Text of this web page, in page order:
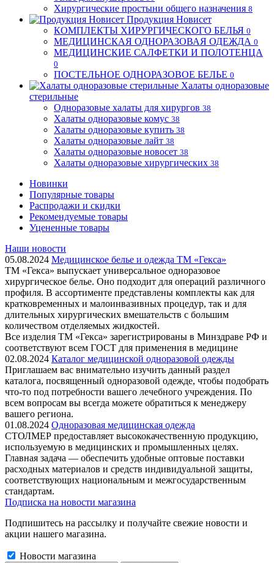
Хирургические простыни общего назначения 8
Продукция Новисет
КОМПЛЕКТЫ ХИРУРГИЧЕСКОГО БЕЛЬЯ 0
МЕДИЦИНСКАЯ ОДНОРАЗОВАЯ ОДЕЖДА 0
МЕДИЦИНСКИЕ САЛФЕТКИ И ПОЛОТЕНЦА
0
ПОСТЕЛЬНОЕ ОДНОРАЗОВОЕ БЕЛЬЕ 0
Халаты одноразовые
стерильные
Одноразовые халаты для хирургов 38
Халаты одноразовые комус 38
Халаты одноразовые купить 38
Халаты одноразовые лайт 38
Халаты одноразовые новосет 38
Халаты одноразовые хирургических 38
Новинки
Популярные товары
Распродажи и скидки
Рекомендуемые товары
Уцененные товары
Наши новости
05.08.2024 Медицинское белье и одежда ТМ «Гекса»
ТМ «Гекса» выпускает универсальное одноразовое
хирургическое белье. Оно подходит для операций различного
профиля. В ассортименте представлены комплекты как для
кратковременных и малоинвазивных процедур, так и для
длительных хирургических вмешательств с большим
количеством отделяемых жидкостей.
Все изделия ТМ «Гекса» зарегистрированы в Минздраве РФ и
соответствуют всем ГОСТ для применения в медицине
02.08.2024 Каталог медицинской одноразовой одежды
Приглашаем вас внимательно изучить данный раздел
каталога, посвященный одноразовой одежде, чтобы подобрать
что-то под потребности вашего лечебного учреждения. По
всем вопросам вы всегда можете обратиться к менеджеру
вашего региона.
01.08.2024 Одноразовая медицинская одежда
СТОЛМЕР предоставляет высококачественную продукцию,
используемую в медицинских и промышленных целях.
Главная задача — обеспечить удобные оптовые поставки
расходных материалов и средств индивидуальной защиты,
соответствующих национальным и межгосударственным
стандартам.
Подписка на новости магазина
Подпишитесь на рассылку и получайте свежие новости и
акции нашего магазина.
Новости магазина